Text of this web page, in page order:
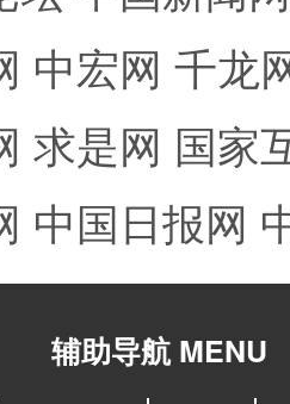
中宏网 千龙
求是网 国家
中国日报网
辅助导航 MENU